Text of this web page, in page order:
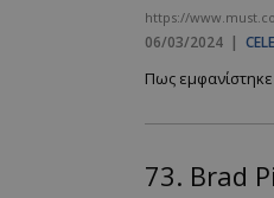
https://
06/03/2024 |
Πως εμφανίστηκε
73. Brad